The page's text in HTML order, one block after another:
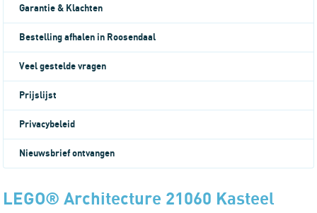
Garantie & Klachten
Bestelling afhalen in Roosendaal
Veel gestelde vragen
Prijslijst
Privacybeleid
Nieuwsbrief ontvangen
LEGO® Architecture 21060 Kasteel